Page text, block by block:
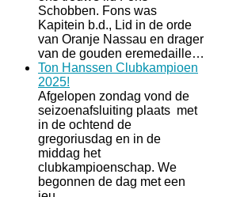
Schobben. Fons was
Kapitein b.d., Lid in de orde
van Oranje Nassau en drager
van de gouden eremedaille…
Ton Hanssen Clubkampioen
2025!
Afgelopen zondag vond de
seizoenafsluiting plaats met
in de ochtend de
gregoriusdag en in de
middag het
clubkampioenschap. We
begonnen de dag met een